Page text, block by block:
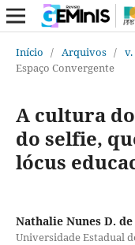
Início / Arquivos / v.
Espaço Convergente
A cultura
do selfie,
lócus
Nathalie Nunes D.
Universidade Estadual